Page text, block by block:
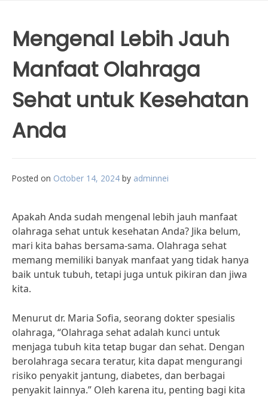
Mengenal Lebih Jauh
Manfaat Olahraga
Sehat untuk Kesehatan
Anda
Posted on October 14, 2024 by adminnei
Apakah Anda sudah mengenal lebih jauh manfaat
olahraga sehat untuk kesehatan Anda? Jika belum,
mari kita bahas bersama-sama. Olahraga sehat
memang memiliki banyak manfaat yang tidak hanya
baik untuk tubuh, tetapi juga untuk pikiran dan jiwa
kita.
Menurut dr. Maria Sofia, seorang dokter spesialis
olahraga, “Olahraga sehat adalah kunci untuk
menjaga tubuh kita tetap bugar dan sehat. Dengan
berolahraga secara teratur, kita dapat mengurangi
risiko penyakit jantung, diabetes, dan berbagai
penyakit lainnya.” Oleh karena itu, penting bagi kita